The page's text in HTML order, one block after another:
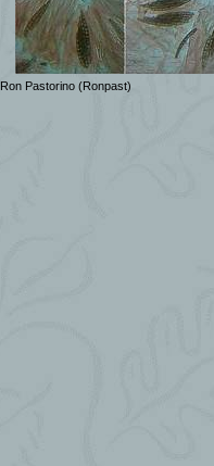
Ron Pastorino (Ronpast)